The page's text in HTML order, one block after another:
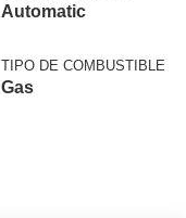
Automatic
TIPO DE COMBUSTIBLE
Gas